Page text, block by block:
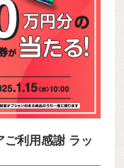
ご利用感謝 ラッ